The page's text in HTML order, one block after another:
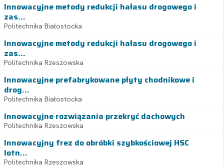
Innowacyjne metody redukcji hałasu drogowego i
zas...
Politechnika Białostocka
Innowacyjne metody redukcji hałasu drogowego i
zas...
Politechnika Rzeszowska
Innowacyjne prefabrykowane płyty chodnikowe i
drog...
Politechnika Białostocka
Innowacyjne rozwiązania przekryć dachowych
Politechnika Rzeszowska
Innowacyjny frez do obróbki szybkościowej HSC
lotn...
Politechnika Rzeszowska